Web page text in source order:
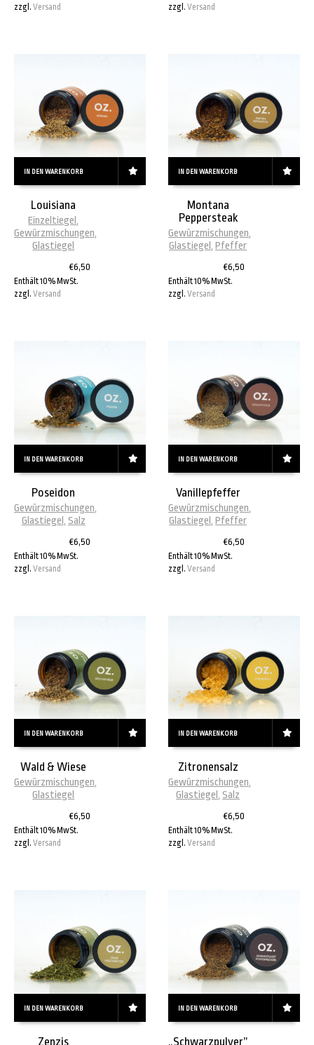
zzgl. Versand
zzgl.Versand
IN DEN WARENKORB
Louisiana
Einzeltiegel ,
Gewürzmischungen,
Glastiegel
€6,50
Enthält 10% MwSt.
zzgl. Versand
IN DEN WARENKORB
Montana
Peppersteak
Gewürzmischungen,
Glastiegel ,Pfeffer
€6,50
Enthält 10% MwSt.
zzgl.Versand
IN DEN WARENKORB
Poseidon
Gewürzmischungen,
Glastiegel , Salz
€6,50
Enthält 10% MwSt.
zzgl. Versand
IN DEN WARENKORB
Vanillepfeffer
Gewürzmischungen,
Glastiegel ,Pfeffer
€6,50
Enthält 10% MwSt.
zzgl.Versand
IN DEN WARENKORB
Wald & Wiese
Gewürzmischungen,
Glastiegel
€6,50
Enthält 10% MwSt.
zzgl. Versand
IN DEN WARENKORB
Zitronensalz
Gewürzmischungen,
Glastiegel ,Salz
€6,50
Enthält 10% MwSt.
zzgl.Versand
IN DEN WARENKORB
Zenzis
IN DEN WARENKORB
„Schwarzpulver”